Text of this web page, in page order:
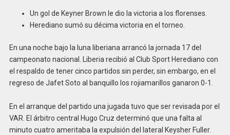
Un gol de Keyner Brown le dio la victoria a los florenses.
Herediano sumó su décima victoria en el torneo.
En una noche bajo la luna liberiana arrancó la jornada 17 del
campeonato nacional. Liberia recibió al Club Sport Herediano con
el respaldo de tener cinco partidos sin perder, sin embargo, en el
regreso de Jafet Soto al banquillo los rojiamarillos ganaron 0-1.
En el arranque del partido una jugada tuvo que ser revisada por el
VAR. El árbitro central Hugo Cruz determinó que una falta al
minuto cuatro ameritaba la expulsión del lateral Keysher Fuller.